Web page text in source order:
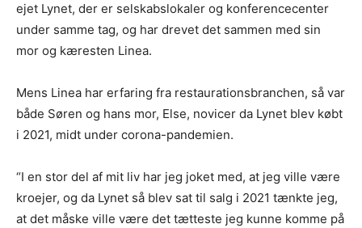
ejet Lynet, der er selskabslokaler og konferencecenter
under samme tag, og har drevet det sammen med sin
mor og kæresten Linea.
Mens Linea har erfaring fra restaurationsbranchen, så var
både Søren og hans mor, Else, novicer da Lynet blev købt
i 2021, midt under corona-pandemien.
“I en stor del af mit liv har jeg joket med, at jeg ville være
kroejer, og da Lynet så blev sat til salg i 2021 tænkte jeg,
at det måske ville være det tætteste jeg kunne komme på